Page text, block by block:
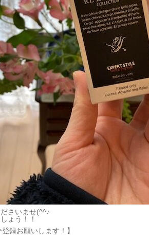
さいませ(^^♪
ょう！！
録お願いします！】